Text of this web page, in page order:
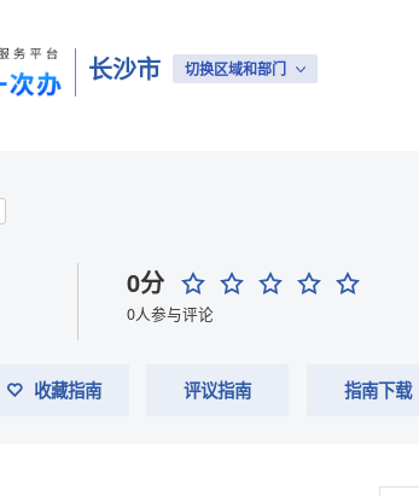
长沙市 切换区域和部门
0分
0人参与评论
收藏指南 评议指南 指南下载